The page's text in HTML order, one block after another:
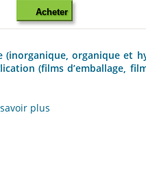
Acheter
organique et
(films d’emballage,
plus